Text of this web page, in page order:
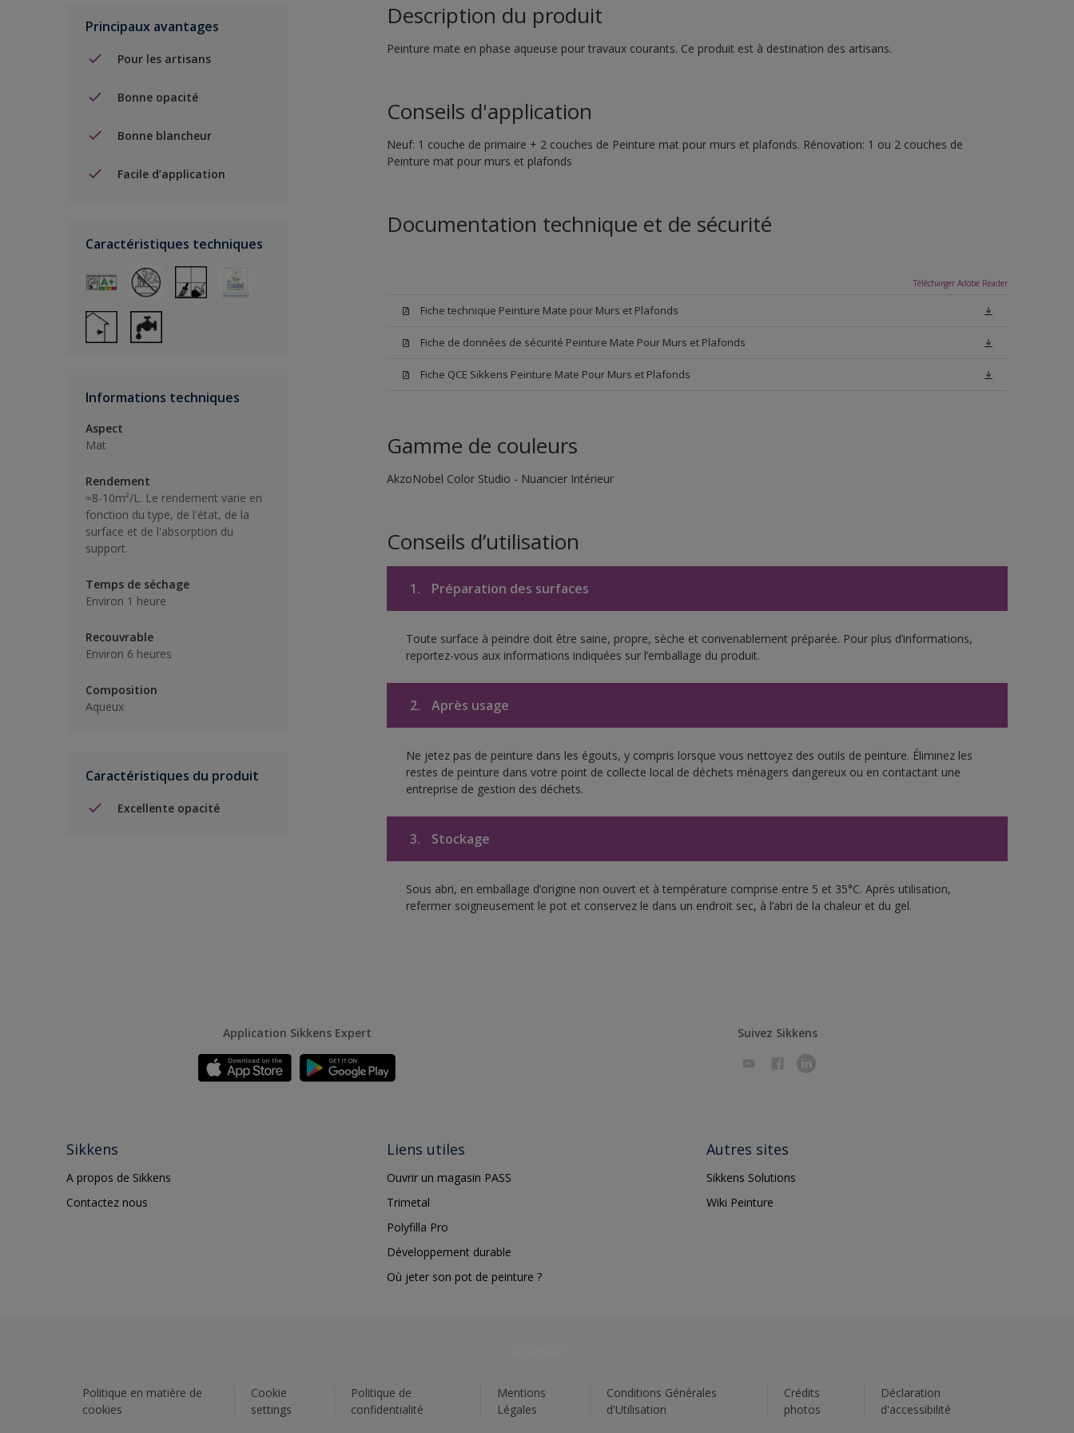
Principaux avantages
Pour les artisans
Bonne opacité
Bonne blancheur
Facile d’application
Caractéristiques techniques
Informations techniques
Aspect
Mat
Rendement
≈8-10m²/L. Le rendement varie en
fonction du type, de l'état, de la
surface et de l'absorption du
support.
Temps de séchage
Environ 1 heure
Recouvrable
Environ 6 heures
Composition
Aqueux
Caractéristiques du produit
Excellente opacité
Description du produit
Peinture mate en phase aqueuse pour travaux courants. Ce produit est à destination des artisans.
Conseils d'application
Neuf: 1 couche de primaire + 2 couches de Peinture mat pour murs et plafonds. Rénovation: 1 ou 2 couches de
Peinture mat pour murs et plafonds
Documentation technique et de sécurité
Télécharger Adobe Reader
Fiche technique Peinture Mate pour Murs et Plafonds
Fiche de données de sécurité Peinture Mate Pour Murs et Plafonds
Fiche QCE Sikkens Peinture Mate Pour Murs et Plafonds
Gamme de couleurs
AkzoNobel Color Studio - Nuancier Intérieur
Conseils d’utilisation
1. Préparation des surfaces
Toute surface à peindre doit être saine, propre, sèche et convenablement préparée. Pour plus d’informations,
reportez-vous aux informations indiquées sur l’emballage du produit.
2. Après usage
Ne jetez pas de peinture dans les égouts, y compris lorsque vous nettoyez des outils de peinture. Éliminez les
restes de peinture dans votre point de collecte local de déchets ménagers dangereux ou en contactant une
entreprise de gestion des déchets.
3. Stockage
Sous abri, en emballage d’origine non ouvert et à température comprise entre 5 et 35°C. Après utilisation,
refermer soigneusement le pot et conservez le dans un endroit sec, à l’abri de la chaleur et du gel.
Application Sikkens Expert Suivez Sikkens
Sikkens
A propos de Sikkens
Contactez nous
Liens utiles
Ouvrir un magasin PASS
Trimetal
Polyfilla Pro
Développement durable
Où jeter son pot de peinture ?
Autres sites
Sikkens Solutions
Wiki Peinture
Politique en matière de
cookies
Cookie
settings
Politique de
confidentialité
Mentions
Légales
Conditions Générales
d'Utilisation
Crédits
photos
Déclaration
d'accessibilité